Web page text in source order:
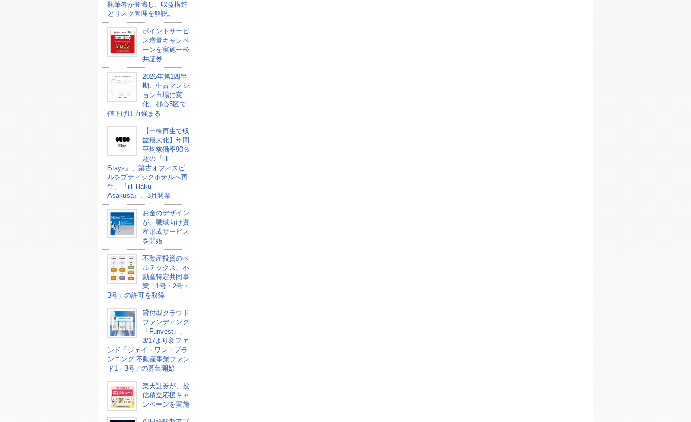
執筆者が登壇し、収益構造
とリスク管理を解説。
ポイントサービ
ス増量キャンペ
ーンを実施ー松
井証券
2026年第1四半
期、中古マンシ
ョン市場に変
化、都心5区で
値下げ圧力強まる
【一棟再生で収
益最大化】年間
平均稼働率90％
超の『illi
Stays』、築古オフィスビ
ルをブティックホテルへ再
生。『illi Haku
Asakusa』、3月開業
お金のデザイン
が、職域向け資
産形成サービス
を開始
不動産投資のベ
ルテックス、不
動産特定共同事
業「1号・2号・
3号」の許可を取得
貸付型クラウド
ファンディング
「Funvest」、
3/17より新ファ
ンド「ジェイ・ワン・プラ
ンニング 不動産事業ファン
ド1－3号」の募集開始
楽天証券が、投
信積立応援キャ
ンペーンを実施